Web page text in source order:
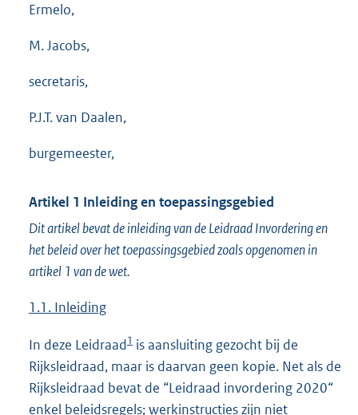
Ermelo,
M. Jacobs,
secretaris,
P.J.T. van Daalen,
burgemeester,
Artikel 1 Inleiding en toepassingsgebied
Dit artikel bevat de inleiding van de Leidraad Invordering en
het beleid over het toepassingsgebied zoals opgenomen in
artikel 1 van de wet.
1.1. Inleiding
In deze Leidraad1 is aansluiting gezocht bij de
Rijksleidraad, maar is daarvan geen kopie. Net als de
Rijksleidraad bevat de “Leidraad invordering 2020“
enkel beleidsregels; werkinstructies zijn niet